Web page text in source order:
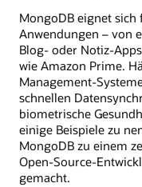
MongoDB eignet
Anwendungen – von
Blog- oder Notiz-
wie Amazon Prime.
Management-
schnellen
biometrische
einige Beispiele zu
MongoDB zu einem
Open-Source-
gemacht.